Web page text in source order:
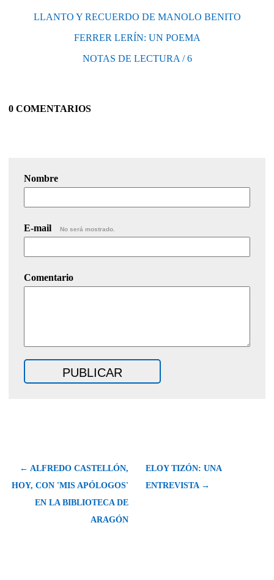
LLANTO Y RECUERDO DE MANOLO BENITO
FERRER LERÍN: UN POEMA
NOTAS DE LECTURA / 6
0 COMENTARIOS
Nombre
E-mail No será mostrado.
Comentario
← ALFREDO CASTELLÓN,
HOY, CON 'MIS APÓLOGOS'
EN LA BIBLIOTECA DE
ARAGÓN
ELOY TIZÓN: UNA
ENTREVISTA →